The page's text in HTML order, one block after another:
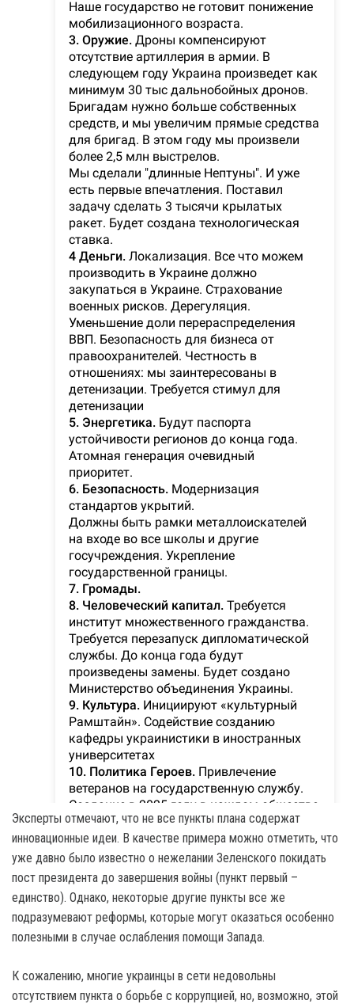
Эксперты отмечают, что не все пункты плана содержат
инновационные идеи. В качестве примера можно отметить, что
уже давно было известно о нежелании Зеленского покидать
пост президента до завершения войны (пункт первый –
единство). Однако, некоторые другие пункты все же
подразумевают реформы, которые могут оказаться особенно
полезными в случае ослабления помощи Запада.
К сожалению, многие украинцы в сети недовольны
отсутствием пункта о борьбе с коррупцией, но, возможно, этой